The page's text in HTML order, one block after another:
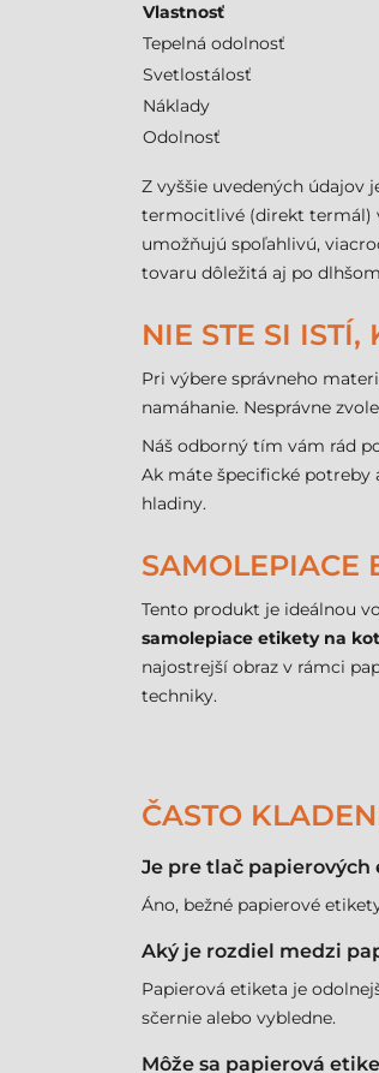
Vlastnosť
Tepelná odolnosť
Svetlostálosť
Náklady
Odolnosť
Z vyššie uvedených údajov
termocitlivé (direkt termál)
umožňujú spoľahlivú,
tovaru dôležitá aj po
NIE STE SI ISTÍ,
Pri výbere správneho
namáhanie. Nesprávne
Náš odborný tím vám rád
Ak máte špecifické potreby
hladiny.
SAMOLEPIACE
Tento produkt je ideálnou
samolepiace etikety na
najostrejší obraz v rámci
techniky.
ČASTO
Je pre tlač
Áno, bežné papierové
Aký je rozdiel medzi
Papierová etiketa je
sčernie alebo vybledne.
Môže sa papierová